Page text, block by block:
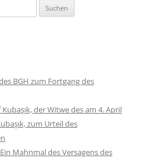
BGH zum Fortgang des
der Witwe des am 4. April
zum Urteil des
Mahnmal des Versagens des